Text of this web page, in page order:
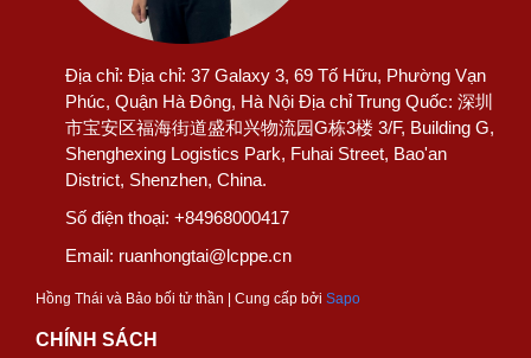
Địa chỉ: Địa chỉ: 37 Galaxy 3, 69 Tố Hữu, Phường Vạn
Phúc, Quận Hà Đông, Hà Nội Địa chỉ Trung Quốc: 深圳
市宝安区福海街道盛和兴物流园G栋3楼 3/F, Building G,
Shenghexing Logistics Park, Fuhai Street, Bao'an
District, Shenzhen, China.
Số điện thoại: +84968000417
Email: ruanhongtai@lcppe.cn
Hồng Thái và Bảo bối tử thần | Cung cấp bởi Sapo
CHÍNH SÁCH